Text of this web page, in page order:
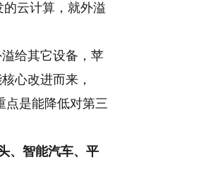
云计算，就外溢
给其它设备，苹
心改进而来，
点是能降低对第三
、智能汽车、平